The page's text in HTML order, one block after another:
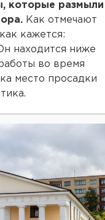
которые размыли
Как отмечают
кажется:
находится ниже
во время
место просадки